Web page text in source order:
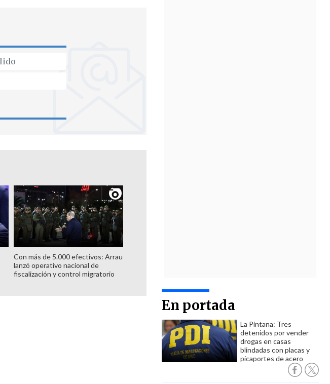
En portada
La Pintana: Tres
detenidos por vender
drogas en casas
blindadas con placas y
picaportes de acero
Con más de 5.000 efectivos: Arrau
lanzó operativo nacional de
fiscalización y control migratorio